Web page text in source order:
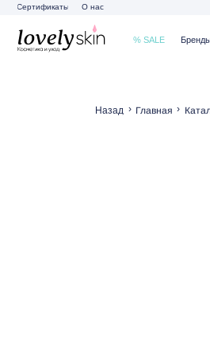
Сертификаты О нас
% SALE Бренды
Назад › Главная ›